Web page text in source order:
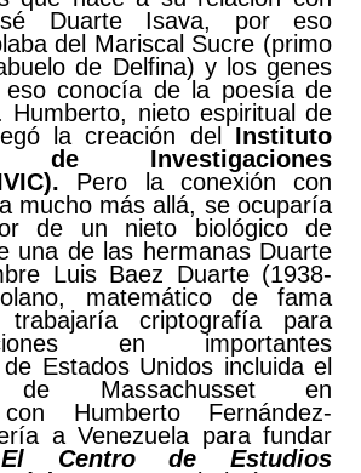
Duarte Isava, por eso
del Mariscal Sucre (primo
de Delfina) y los genes
conocía de la poesía de
Humberto, nieto espiritual de
la creación del Instituto
de Investigaciones
Pero la conexión con
mucho más allá, se ocuparía
de un nieto biológico de
una de las hermanas Duarte
Luis Baez Duarte (1938-
matemático de fama
criptografía para
en importantes
Estados Unidos incluida el
de Massachusset en
Humberto Fernández-
a Venezuela para fundar
El Centro de Estudios